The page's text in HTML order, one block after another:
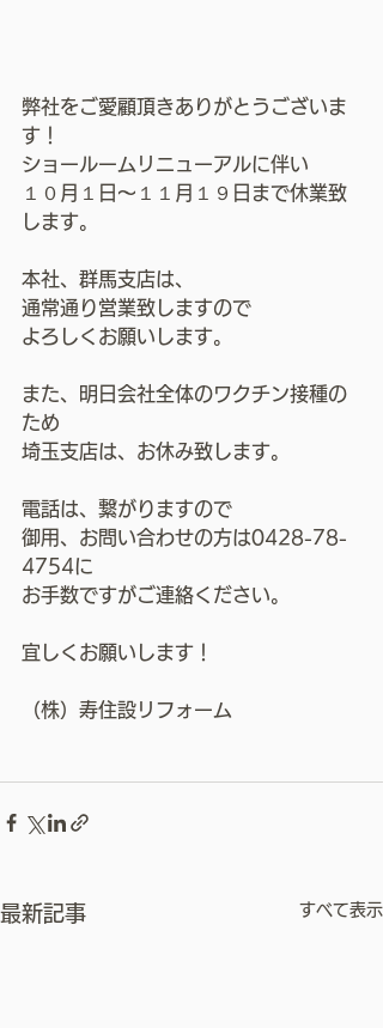
弊社をご愛顧頂きありがとうございま
す！
ショールームリニューアルに伴い
１０月１日〜１１月１９日まで休業致
します。
本社、群馬支店は、
通常通り営業致しますので
よろしくお願いします。
また、明日会社全体のワクチン接種の
ため
埼玉支店は、お休み致します。
電話は、繋がりますので
御用、お問い合わせの方は0428-78-
4754に
お手数ですがご連絡ください。
宜しくお願いします！
（株）寿住設リフォーム
最新記事 すべて表示